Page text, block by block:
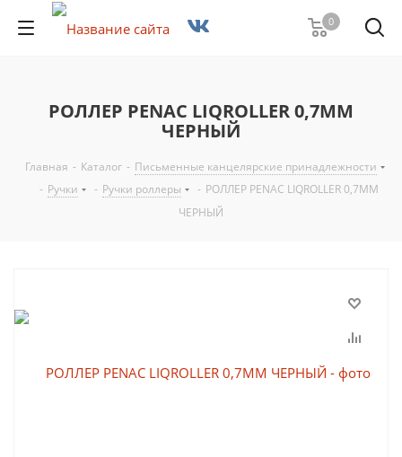
0
РОЛЛЕР PENAC LIQROLLER 0,7ММ
ЧЕРНЫЙ
Главная - Каталог - Письменные канцелярские принадлежности
- Ручки - Ручки роллеры - РОЛЛЕР PENAC LIQROLLER 0,7ММ
ЧЕРНЫЙ